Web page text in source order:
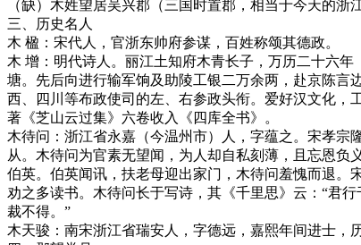
（缺）木姓望居吴兴郡（三国时置郡，相当于今天的浙
三、历史名人
木 楹：宋代人，官浙东帅府参谋，百姓称颂其德政。
木 增：明代诗人。丽江土知府木青长子，万历二十六
塘。先后向进行输军饷及助陵工银二万余两，赴京陈言
西、四川等布政使司的左、右参政头衔。爱好汉文化，
著《芝山云过集》六卷收入《四库全书》。
木待问：浙江省永嘉（今温州市）人，字蕴之。宋孝宗
从。木待问为官素无望闻，为人却自私刻薄，且忘恩
伯英。伯英闻讯，扶老母迎出家门，木待问羞愧而退。
劝之多读书。木待问长于写诗，其《千里思》云：“君
裁不得。”
木天骏：南宋浙江省瑞安人，字德远，嘉熙年间进士，